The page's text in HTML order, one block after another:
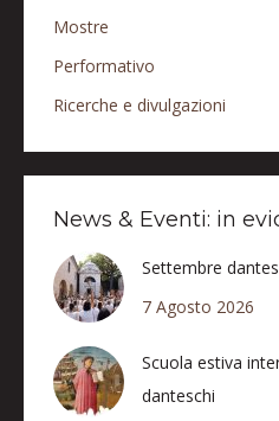
Mostre
Performativo
Ricerche e divulgazioni
News & Eventi: in
Settembre
7 Agosto 2026
Scuola estiva
danteschi